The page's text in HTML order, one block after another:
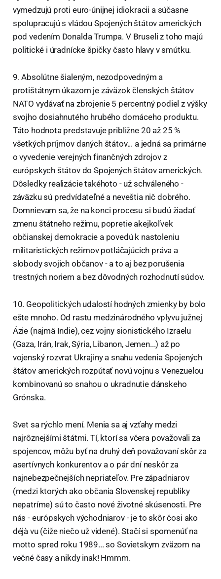
vymedzujú proti euro-únijnej idiokracii a súčasne
spolupracujú s vládou Spojených štátov amerických
pod vedením Donalda Trumpa. V Bruseli z toho majú
politické i úradnícke špičky často hlavy v smútku.
9. Absolútne šialeným, nezodpovedným a
protištátnym úkazom je záväzok členských štátov
NATO vydávať na zbrojenie 5 percentný podiel z výšky
svojho dosiahnutého hrubého domáceho produktu.
Táto hodnota predstavuje približne 20 až 25 %
všetkých príjmov daných štátov... a jedná sa primárne
o vyvedenie verejných finančných zdrojov z
európskych štátov do Spojených štátov amerických.
Dôsledky realizácie takéhoto - už schváleného -
záväzku sú predvídateľné a neveštia nič dobrého.
Domnievam sa, že na konci procesu si budú žiadať
zmenu štátneho režimu, popretie akejkoľvek
občianskej demokracie a povedú k nastoleniu
militaristických režimov potláčajúcich práva a
slobody svojich občanov - a to aj bez porušenia
trestných noriem a bez dôvodných rozhodnutí súdov.
10. Geopolitických udalostí hodných zmienky by bolo
ešte mnoho. Od rastu medzinárodného vplyvu južnej
Ázie (najmä Indie), cez vojny sionistického Izraelu
(Gaza, Irán, Irak, Sýria, Libanon, Jemen...) až po
vojenský rozvrat Ukrajiny a snahu vedenia Spojených
štátov amerických rozpútať novú vojnu s Venezuelou
kombinovanú so snahou o ukradnutie dánskeho
Grónska.
Svet sa rýchlo mení. Menia sa aj vzťahy medzi
najrôznejšími štátmi. Tí, ktorí sa včera považovali za
spojencov, môžu byť na druhý deň považovaní skôr za
asertívnych konkurentov a o pár dní neskôr za
najnebezpečnejších nepriateľov. Pre západniarov
(medzi ktorých ako občania Slovenskej republiky
nepatríme) sú to často nové životné skúsenosti. Pre
nás - európskych východniarov - je to skôr čosi ako
déjà vu (čiže niečo už videné). Stačí si spomenúť na
motto spred roku 1989... so Sovietskym zväzom na
večné časy a nikdy inak! Hmmm.